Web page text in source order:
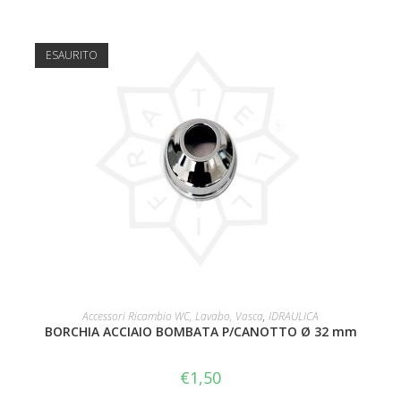
ESAURITO
LEGGI TUTTO
Accessori Ricambio WC, Lavabo, Vasca, IDRAULICA
BORCHIA ACCIAIO BOMBATA P/CANOTTO Ø 32 mm
€1,50